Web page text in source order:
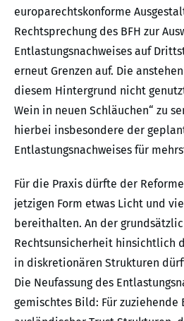
europarechtskonforme
Rechtsprechung des BFH zur
Entlastungsnachweises auf
erneut Grenzen auf. Die
diesem Hintergrund nicht
Wein in neuen Schläuchen“ zu
hierbei insbesondere der
Entlastungsnachweises für
Für die Praxis dürfte der
jetzigen Form etwas Licht und
bereithalten. An der
Rechtsunsicherheit hinsichtlich
in diskretionären Strukturen
Die Neufassung des
gemischtes Bild: Für zuziehende